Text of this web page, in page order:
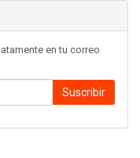
en tu correo
Suscribir